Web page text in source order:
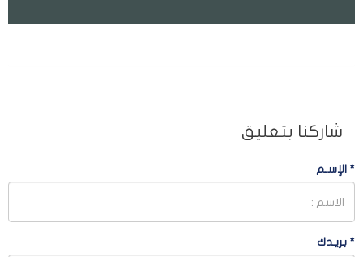
شاركنا بتعليق
* الإسـم
* بريـدك